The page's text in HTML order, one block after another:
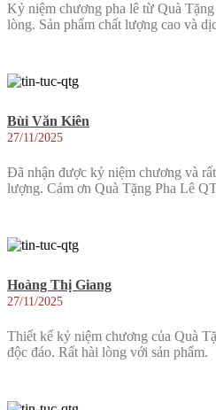
Kỷ niệm chương pha lê từ Quà
lòng. Sản phẩm chất lượng cao và
Bùi Văn Kiên
27/11/2025
Đã nhận được kỷ niệm chương và
lượng. Cảm ơn Quà Tặng Pha Lê
Hoàng Thị Giang
27/11/2025
Thiết kế kỷ niệm chương của Quà
độc đáo. Rất hài lòng với sản phẩm.